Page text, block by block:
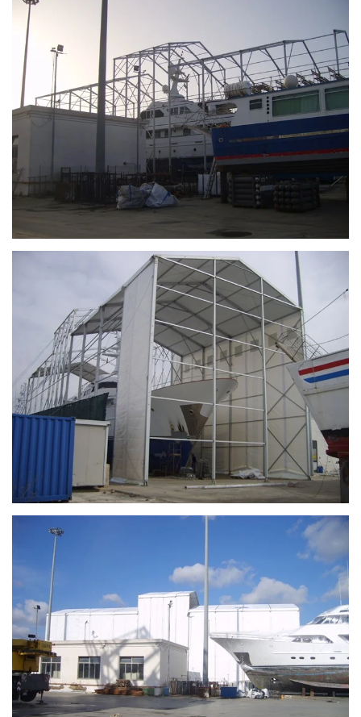
Ingrandisci
Ingrandisci
Ingrandisci